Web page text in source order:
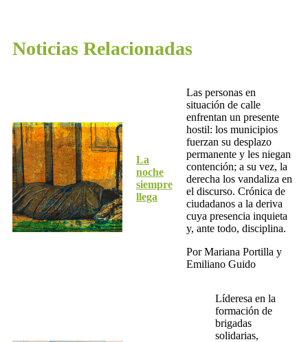
Noticias Relacionadas
La
noche
siempre
llega
Las personas en
situación de calle
enfrentan un presente
hostil: los municipios
fuerzan su desplazo
permanente y les niegan
contención; a su vez, la
derecha los vandaliza en
el discurso. Crónica de
ciudadanos a la deriva
cuya presencia inquieta
y, ante todo, disciplina.
Por Mariana Portilla y
Emiliano Guido
Líderesa en la
formación de
brigadas
solidarias,